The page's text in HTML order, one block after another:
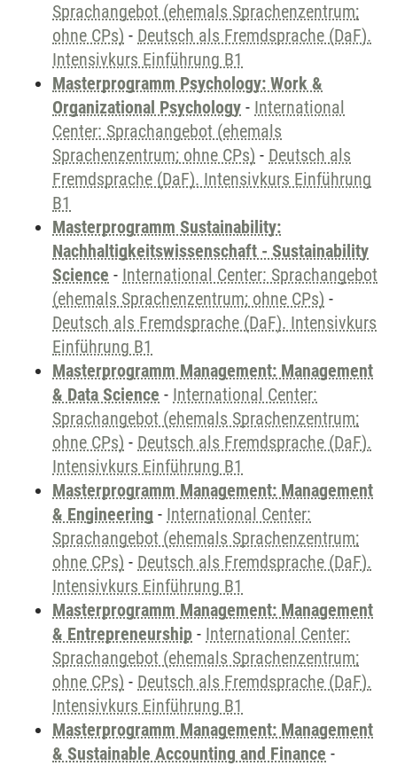
Sprachangebot (ehemals Sprachenzentrum;
ohne CPs) - Deutsch als Fremdsprache (DaF).
Intensivkurs Einführung B1
Masterprogramm Psychology: Work &
Organizational Psychology - International
Center: Sprachangebot (ehemals
Sprachenzentrum; ohne CPs) - Deutsch als
Fremdsprache (DaF). Intensivkurs Einführung
B1
Masterprogramm Sustainability:
Nachhaltigkeitswissenschaft - Sustainability
Science - International Center: Sprachangebot
(ehemals Sprachenzentrum; ohne CPs) -
Deutsch als Fremdsprache (DaF). Intensivkurs
Einführung B1
Masterprogramm Management: Management
& Data Science - International Center:
Sprachangebot (ehemals Sprachenzentrum;
ohne CPs) - Deutsch als Fremdsprache (DaF).
Intensivkurs Einführung B1
Masterprogramm Management: Management
& Engineering - International Center:
Sprachangebot (ehemals Sprachenzentrum;
ohne CPs) - Deutsch als Fremdsprache (DaF).
Intensivkurs Einführung B1
Masterprogramm Management: Management
& Entrepreneurship - International Center:
Sprachangebot (ehemals Sprachenzentrum;
ohne CPs) - Deutsch als Fremdsprache (DaF).
Intensivkurs Einführung B1
Masterprogramm Management: Management
& Sustainable Accounting and Finance -